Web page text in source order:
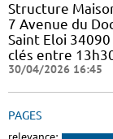
Structure
7 Avenue du
Saint Eloi
clés entre
30/04/2026 16:45
PAGES